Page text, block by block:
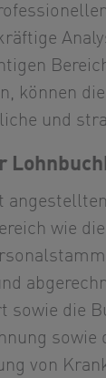
können
und
wie
sowie die
von